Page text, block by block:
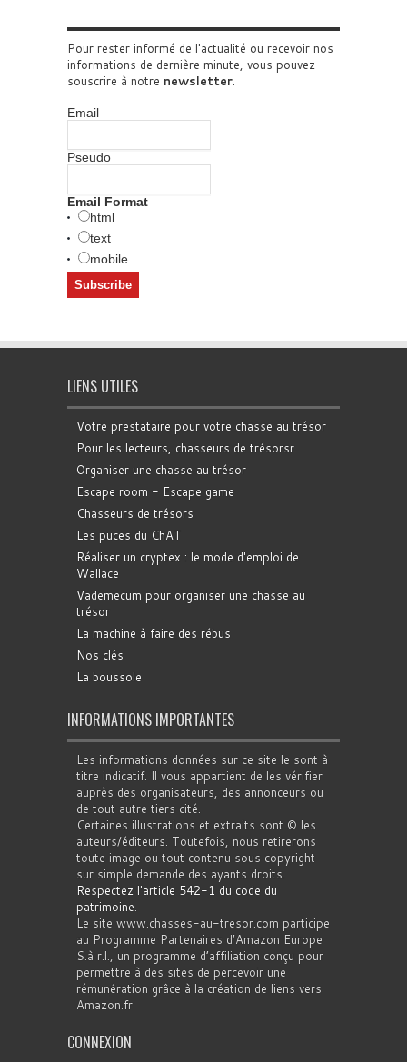
Pour rester informé de l'actualité ou recevoir nos
informations de dernière minute, vous pouvez
souscrire à notre newsletter.
Email
Pseudo
Email Format
html
text
mobile
LIENS UTILES
Votre prestataire pour votre chasse au trésor
Pour les lecteurs, chasseurs de trésorsr
Organiser une chasse au trésor
Escape room - Escape game
Chasseurs de trésors
Les puces du ChAT
Réaliser un cryptex : le mode d'emploi de
Wallace
Vademecum pour organiser une chasse au
trésor
La machine à faire des rébus
Nos clés
La boussole
INFORMATIONS IMPORTANTES
Les informations données sur ce site le sont à
titre indicatif. Il vous appartient de les vérifier
auprès des organisateurs, des annonceurs ou
de tout autre tiers cité.
Certaines illustrations et extraits sont © les
auteurs/éditeurs. Toutefois, nous retirerons
toute image ou tout contenu sous copyright
sur simple demande des ayants droits.
Respectez l'article 542-1 du code du
patrimoine.
Le site www.chasses-au-tresor.com participe
au Programme Partenaires d’Amazon Europe
S.à r.l., un programme d’affiliation conçu pour
permettre à des sites de percevoir une
rémunération grâce à la création de liens vers
Amazon.fr
CONNEXION